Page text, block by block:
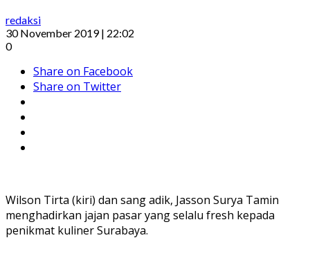
redaksi
30 November 2019 | 22:02
0
Share on Facebook
Share on Twitter
Wilson Tirta (kiri) dan sang adik, Jasson Surya Tamin
menghadirkan jajan pasar yang selalu fresh kepada
penikmat kuliner Surabaya.